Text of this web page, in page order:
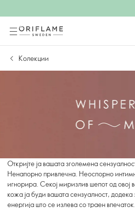
Колекции
Откријте ја вашата зголемена
Ненапорно привлечнa. Неоспорно
игнорира. Секој миризлив шепот од овој
кожа ја буди вашата сензуалност,
енергија што се излева со траен впечаток.